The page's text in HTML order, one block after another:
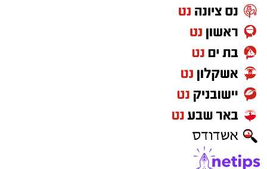
כלומר, אל תאמץ את לבך אלא פתח את לבך אליו,
מתי 'פתיחת הלב' נצרכת, דווקא לחלק ה"אחר
והשונה" שקיים בבן הזוג שלנו, להכיל את 'רגשותיו'
'חוויותיו', להקשיב לדיבורו ולשמוע את דעתו גם
ובעיקר כאשר הם אינם עולים בקנה אחד עם
דעותינו או רגשותינו, כי עבור החלקים בבן הזוג
שהם תואמים את החוויה שלנו אין צורך בציווי של
התורה על 'פתיחת הלב' עבורם, משום שהלב
באופן טבעי פתוח לרווחה לכל דבר שבא לנו
בקלות ו'זורם' עם הצרכים שלנו.